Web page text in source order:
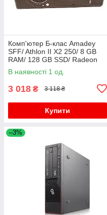
Комп'ютер Б-клас Amadey
SFF/ Athlon II X2 250/ 8 GB
RAM/ 128 GB SSD/ Radeon
HD 3650 512MB/ 400W
В наявності 1 од.
3 018 ₴ 3 118 ₴
Купити
–3%